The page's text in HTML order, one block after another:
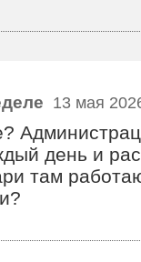
13 мая
день и
там